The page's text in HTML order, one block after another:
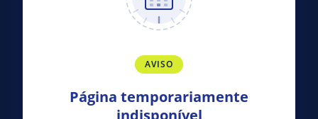
AVISO
Página temporariamente